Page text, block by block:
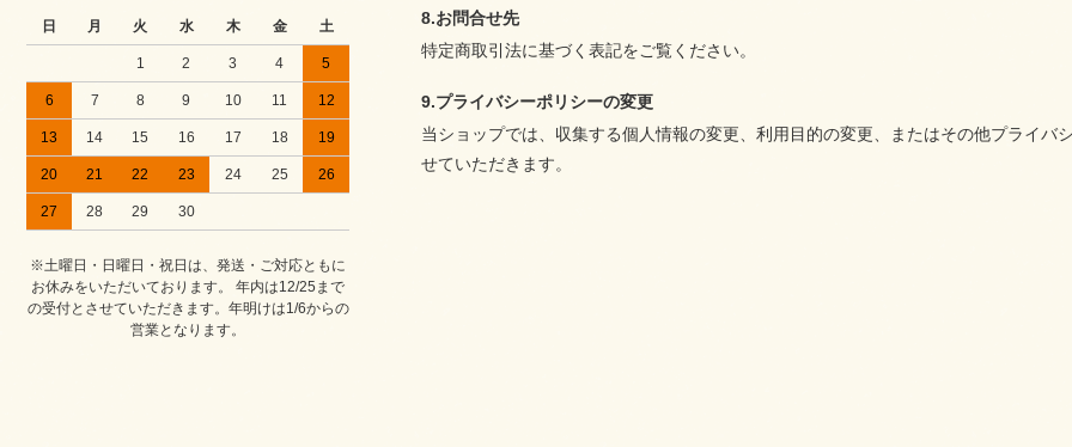
日 月 火 水 木 金 土
1 2 3 4 5
6 7 8 9 10 11 12
13 14 15 16 17 18 19
20 21 22 23 24 25 26
27 28 29 30
※土曜日・日曜日・祝日は、発送・ご対応ともに
お休みをいただいております。 年内は12/25まで
の受付とさせていただきます。年明けは1/6からの
営業となります。
8.お問合せ先
特定商取引法に基づく表記をご覧ください。
9.プライバシーポリシーの変更
当ショップでは、収集する個人情報の変更、利用目的の変更、またはその他プライ
せていただきます。